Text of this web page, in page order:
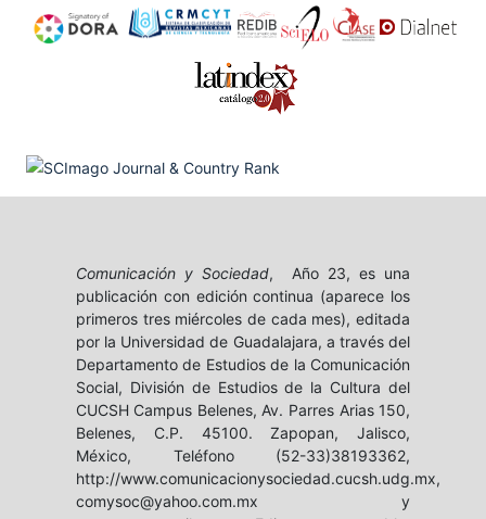
Comunicación y Sociedad, Año 23, es una
publicación con edición continua (aparece los
primeros tres miércoles de cada mes), editada
por la Universidad de Guadalajara, a través del
Departamento de Estudios de la Comunicación
Social, División de Estudios de la Cultura del
CUCSH Campus Belenes, Av. Parres Arias 150,
Belenes, C.P. 45100. Zapopan, Jalisco,
México, Teléfono (52-33)38193362,
http://www.comunicacionysociedad.cucsh.udg.mx,
comysoc@yahoo.com.mx y